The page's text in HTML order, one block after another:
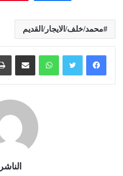
محمد/خلف/الايجار/القديم
واتساب مشاركة عبر البريد
الناشر